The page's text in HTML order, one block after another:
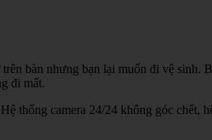
bàn nhưng bạn lại muốn đi vệ sinh.
đi mất.
thống camera 24/24 không góc chết,